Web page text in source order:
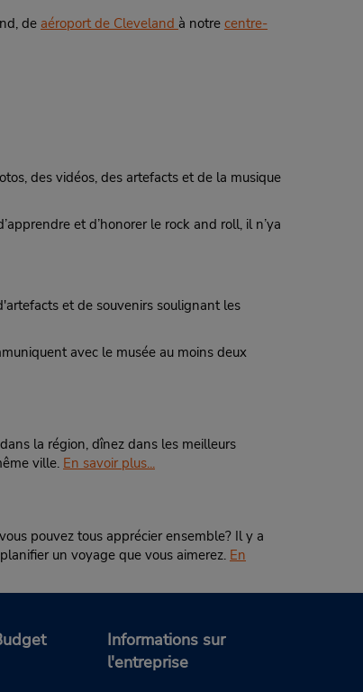
de aéroport de Cleveland à notre centre-
des vidéos, des artefacts et de la musique
et d’honorer le rock and roll, il n’ya
et de souvenirs soulignant les
avec le musée au moins deux
la région, dînez dans les meilleurs
ville. En savoir plus...
pouvez tous apprécier ensemble? Il y a
un voyage que vous aimerez. En
Informations sur
l'entreprise